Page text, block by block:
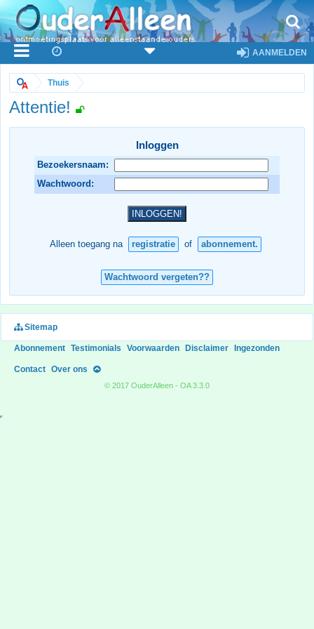
AANMELDEN
Thuis
Attentie!
Inloggen
Bezoekersnaam:
Wachtwoord:
Alleen toegang na registratie of abonnement.
Wachtwoord vergeten??
Sitemap
Abonnement Testimonials Voorwaarden Disclaimer Ingezonden
Contact Over ons
© 2017 OuderAlleen - OA 3.3.0